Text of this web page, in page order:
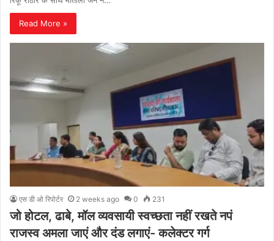
Read More »
एस डी ओ रिपोर्टर 2 weeks ago 0 231
जो होटल, ढाबे, मॉल व्यवसायी स्वच्छता नहीं रखते नपं
राजस्व अमला जाएं और दंड लगाएं- कलेक्टर गर्ग